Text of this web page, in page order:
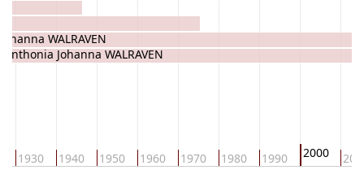
1930 1940 1950 1960 1970 1980 1990 2000
Johanna WALRAVEN
Anthonia Johanna WALRAVEN